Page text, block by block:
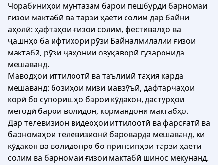
Чорабиниҳои мунтазам барои пешбурди барномаи
ғизои мактабӣ ва тарзи ҳаети солим дар байни
аҳолӣ: ҳафтаҳои ғизои солим, фестивалҳо ва
ҷашнҳо ба ифтихори рӯзи Байналмилалии ғизои
мактабӣ, рӯзи ҷаҳонии озуқаворӣ гузаронида
мешаванд.
Маводҳои иттилоотӣ ва таълимӣ таҳия карда
мешаванд: бозиҳои мизи мавзӯъӣ, дафтарчаҳои
корӣ бо супоришҳо барои кӯдакон, дастурҳои
методӣ барои волидон, кормандони мактабҳо.
Дар телевизион видеоҳои иттилоотӣ ва фароғатӣ ва
барномаҳои телевизионӣ бароварда мешаванд, ки
кӯдакон ва волидонро бо принсипҳои тарзи ҳаети
солим ва барномаи ғизои мактабӣ шинос мекунанд.